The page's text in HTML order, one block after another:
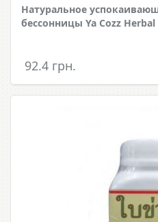
Натуральное
бессонницы Ya Cozz Herbal
92.4 грн.